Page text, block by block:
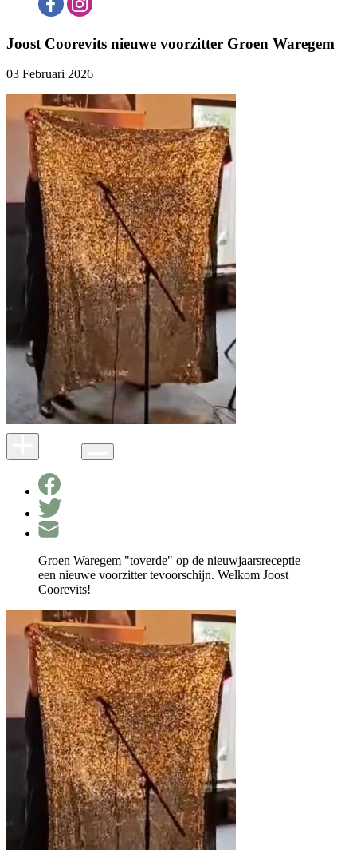
Joost Coorevits nieuwe voorzitter Groen Waregem
03 Februari 2026
Groen Waregem "toverde" op de nieuwjaarsreceptie
een nieuwe voorzitter tevoorschijn. Welkom Joost
Coorevits!